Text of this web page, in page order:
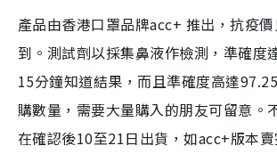
產品由香港口罩品牌acc+ 推出，抗疫
到。測試劑以採集鼻液作檢測，準確度
15分鐘知道結果，而且準確度高達
購數量，需要大量購入的朋友可留意。
在確認後10至21日出貨，如acc+版本